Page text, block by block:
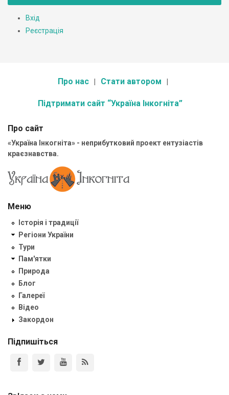
Вхід
Реєстрація
Про нас Стати автором
Підтримати сайт “Україна Інкогніта”
Про сайт
«Україна Інкогніта» - неприбутковий проект ентузіастів
краєзнавства.
Меню
Історія і традиції
Регіони України
Тури
Пам'ятки
Природа
Блог
Галереї
Відео
Закордон
Підпишіться